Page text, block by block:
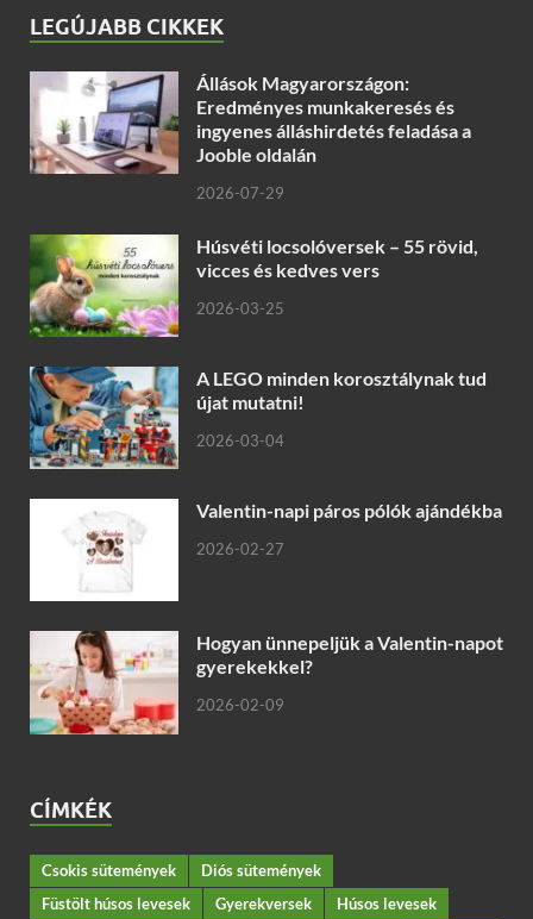
LEGÚJABB CIKKEK
Állások Magyarországon:
Eredményes munkakeresés és
ingyenes álláshirdetés feladása a
Jooble oldalán
2026-07-29
Húsvéti locsolóversek – 55 rövid,
vicces és kedves vers
2026-03-25
A LEGO minden korosztálynak tud
újat mutatni!
2026-03-04
Valentin-napi páros pólók ajándékba
2026-02-27
Hogyan ünnepeljük a Valentin-napot
gyerekekkel?
2026-02-09
CÍMKÉK
Csokis sütemények
Diós sütemények
Füstölt húsos levesek
Gyerekversek
Húsos levesek